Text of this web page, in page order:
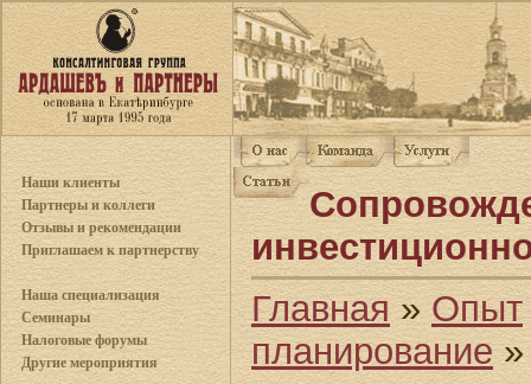
Наши клиенты
Партнеры и коллеги
Отзывы и рекомендации
Приглашаем к партнерству
Наша специализация
Семинары
Налоговые форумы
Другие мероприятия
Главная »Опыт
планирование»